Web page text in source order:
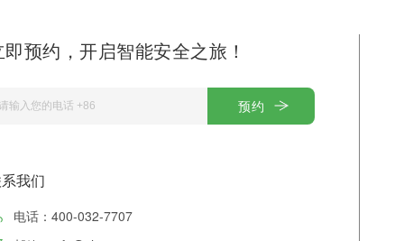
即预约，开启智能安全之旅！
预约
我们
电话：400-032-7707